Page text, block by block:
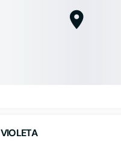
VIOLETA